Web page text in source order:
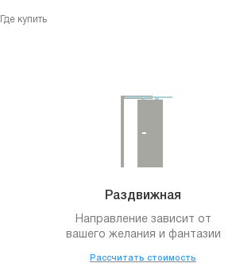
Где купить
Раздвижная
Направление зависит от
вашего желания и фантазии
Рассчитать стоимость